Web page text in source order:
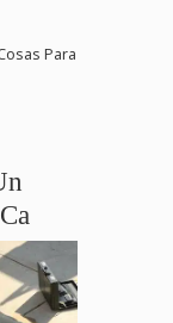
Para